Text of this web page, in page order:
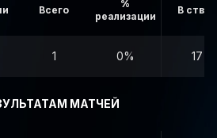
Всего
%
реализации
В створ
1 0% 17
МАТЧЕЙ